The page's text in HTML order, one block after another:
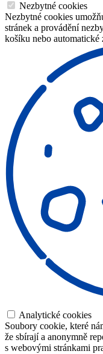
Nezbytné cookies
Nezbytné cookies
stránek a provádění
košíku nebo automatické
Analytické cookies
Soubory cookie, které
že sbírají a anonymně
s webovými stránkami